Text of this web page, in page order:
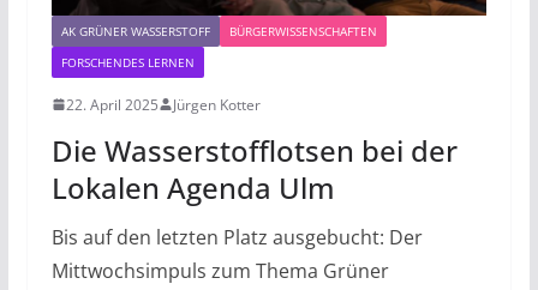
AK GRÜNER WASSERSTOFF
BÜRGERWISSENSCHAFTEN
FORSCHENDES LERNEN
22. April 2025 Jürgen Kotter
Die Wasserstofflotsen bei der
Lokalen Agenda Ulm
Bis auf den letzten Platz ausgebucht: Der
Mittwochsimpuls zum Thema Grüner